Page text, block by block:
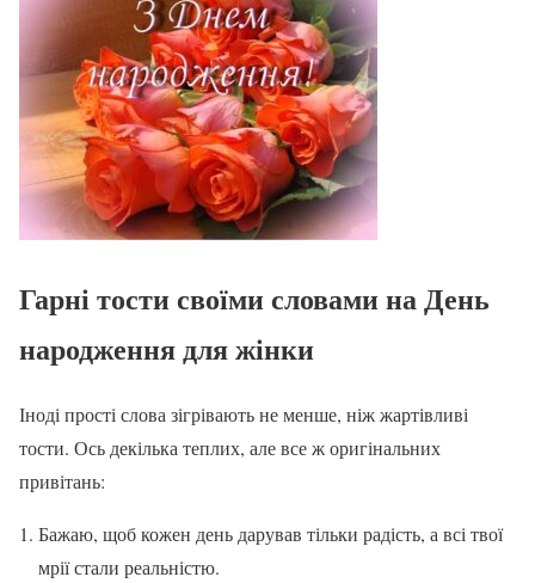
Гарні тости своїми словами на День
народження для жінки
Іноді прості слова зігрівають не менше, ніж жартівливі
тости. Ось декілька теплих, але все ж оригінальних
привітань:
Бажаю, щоб кожен день дарував тільки радість, а всі твої
мрії стали реальністю.